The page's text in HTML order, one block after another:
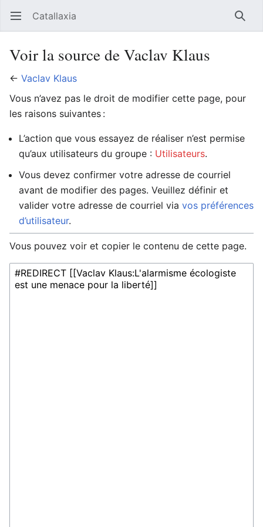
Ouvrir le menu principal Catallaxia
Voir la source de Vaclav Klaus
← Vaclav Klaus
Vous n’avez pas le droit de modifier cette page, pour
les raisons suivantes :
L’action que vous essayez de réaliser n’est permise
qu’aux utilisateurs du groupe : Utilisateurs.
Vous devez confirmer votre adresse de courriel
avant de modifier des pages. Veuillez définir et
valider votre adresse de courriel via vos préférences
d’utilisateur.
Vous pouvez voir et copier le contenu de cette page.